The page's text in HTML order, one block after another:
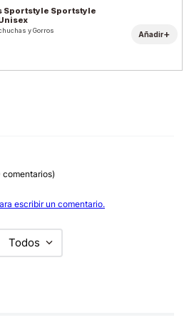
Sportstyle Sportstyle
y Gorros Añadir+
comentarios)
escribir un comentario.
Todos